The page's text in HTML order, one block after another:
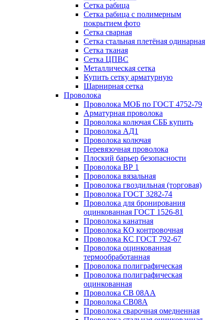
Сетка рабица
Сетка рабица с полимерным
покрытием фото
Сетка сварная
Сетка стальная плетёная одинарная
Сетка тканая
Сетка ЦПВС
Металлическая сетка
Купить сетку арматурную
Шарнирная сетка
Проволока
Проволока МОБ по ГОСТ 4752-79
Арматурная проволока
Проволока колючая СББ купить
Проволока АД1
Проволока колючая
Перевязочная проволока
Плоский барьер безопасности
Проволока ВР 1
Проволока вязальная
Проволока гвоздильная (торговая)
Проволока ГОСТ 3282-74
Проволока для бронирования
оцинкованная ГОСТ 1526-81
Проволока канатная
Проволока КО контровочная
Проволока КС ГОСТ 792-67
Проволока оцинкованная
термообработанная
Проволока полиграфическая
Проволока полиграфическая
оцинкованная
Проволока СВ 08АА
Проволока СВ08А
Проволока сварочная омедненная